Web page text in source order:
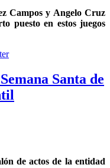
Campos y Angelo Cruz
puesto en estos juegos
Santa de
de actos de la entidad